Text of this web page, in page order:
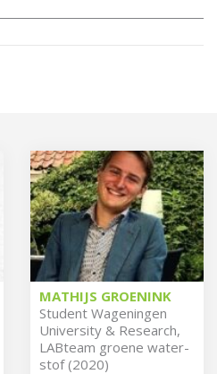
MATHIJS GROENINK
Stu­dent Wa­ge­nin­gen
Uni­ver­si­ty & Re­search,
LAB­team groe­ne wa­ter­
stof (2020)